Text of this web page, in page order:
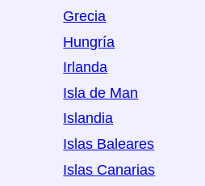
Grecia
Hungría
Irlanda
Isla de Man
Islandia
Islas Baleares
Islas Canarias